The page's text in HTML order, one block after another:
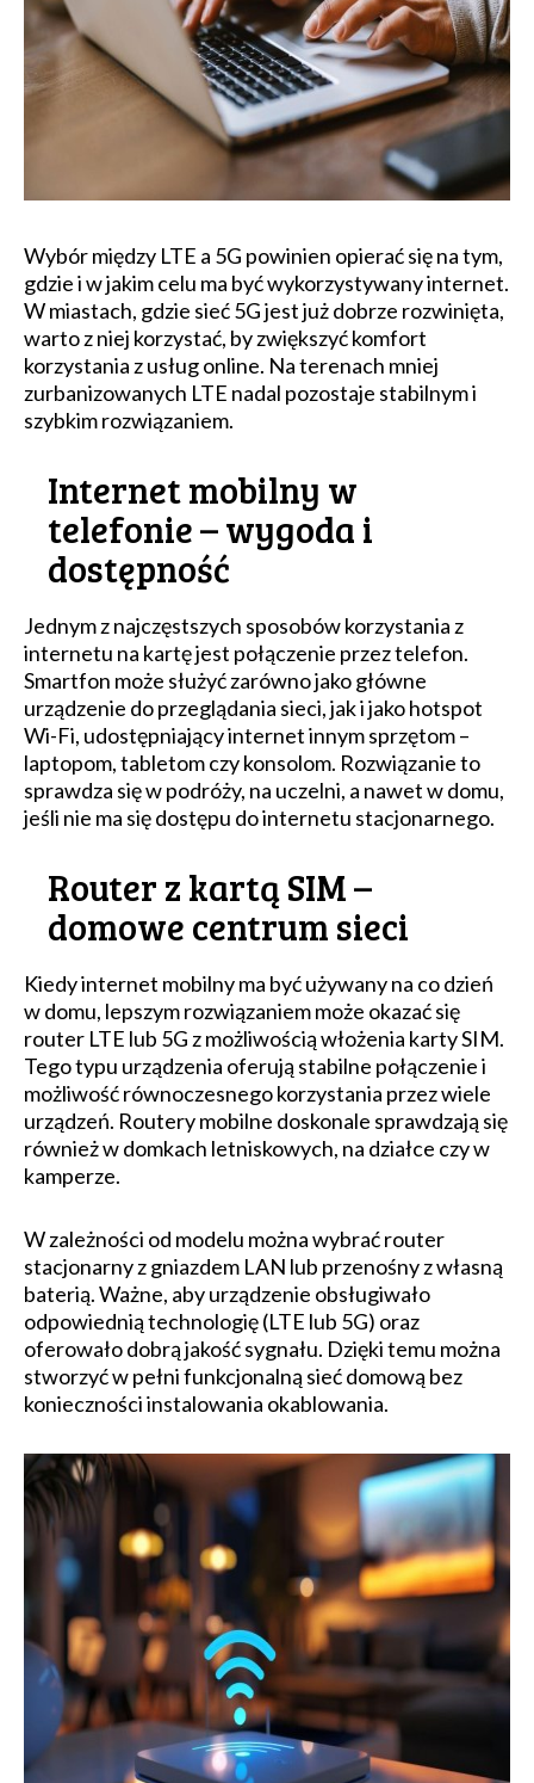
Wybór między LTE a 5G powinien opierać się na tym,
gdzie i w jakim celu ma być wykorzystywany internet.
W miastach, gdzie sieć 5G jest już dobrze rozwinięta,
warto z niej korzystać, by zwiększyć komfort
korzystania z usług online. Na terenach mniej
zurbanizowanych LTE nadal pozostaje stabilnym i
szybkim rozwiązaniem.
Internet mobilny w
telefonie – wygoda i
dostępność
Jednym z najczęstszych sposobów korzystania z
internetu na kartę jest połączenie przez telefon.
Smartfon może służyć zarówno jako główne
urządzenie do przeglądania sieci, jak i jako hotspot
Wi-Fi, udostępniający internet innym sprzętom –
laptopom, tabletom czy konsolom. Rozwiązanie to
sprawdza się w podróży, na uczelni, a nawet w domu,
jeśli nie ma się dostępu do internetu stacjonarnego.
Router z kartą SIM –
domowe centrum sieci
Kiedy internet mobilny ma być używany na co dzień
w domu, lepszym rozwiązaniem może okazać się
router LTE lub 5G z możliwością włożenia karty SIM.
Tego typu urządzenia oferują stabilne połączenie i
możliwość równoczesnego korzystania przez wiele
urządzeń. Routery mobilne doskonale sprawdzają się
również w domkach letniskowych, na działce czy w
kamperze.
W zależności od modelu można wybrać router
stacjonarny z gniazdem LAN lub przenośny z własną
baterią. Ważne, aby urządzenie obsługiwało
odpowiednią technologię (LTE lub 5G) oraz
oferowało dobrą jakość sygnału. Dzięki temu można
stworzyć w pełni funkcjonalną sieć domową bez
konieczności instalowania okablowania.